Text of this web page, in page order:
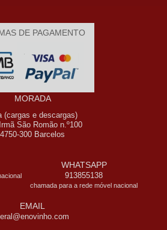
DE PAGAMENTO
MORADA
(cargas e descargas)
São Romão n.º100
4750-300 Barcelos
WHATSAPP
913855138
chamada para a rede móvel nacional
EMAIL